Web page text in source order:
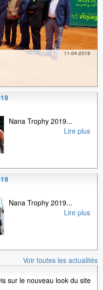
11-04-2019
Nana Trophy 2019...
Lire plus
Nana Trophy 2019...
Lire plus
Voir toutes les actualités
sur le nouveau look du site